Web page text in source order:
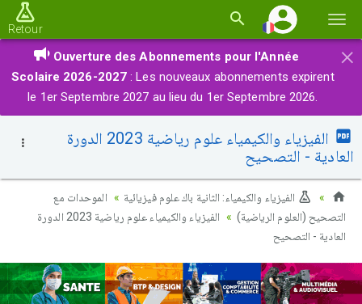
la
Retour
×
Ouverture des Abonnements pour l'Année
Scolaire 2026-2027 : Les nouveaux abonnements expirent
le 1er Septembre 2027 au lieu du 1er Septembre 2026.
الفيزياء والكيمياء علوم رياضية 2023 الدورة
العادية - التصحيح
الفيزياء والكيمياء: الثانية باك علوم فيزيائية
الموحدات مع
التصحيح (العلوم الرياضية)
الفيزياء والكيمياء علوم رياضية 2023 الدورة
العادية - التصحيح